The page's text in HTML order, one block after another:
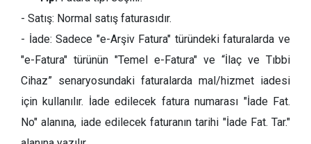
- Satış: Normal satış faturasıdır.
- İade: Sadece "e-Arşiv Fatura" türündeki faturalarda ve
"e-Fatura" türünün "Temel e-Fatura" ve “İlaç ve Tıbbi
Cihaz” senaryosundaki faturalarda mal/hizmet iadesi
için kullanılır. İade edilecek fatura numarası "İade Fat.
No" alanına, iade edilecek faturanın tarihi "İade Fat. Tar."